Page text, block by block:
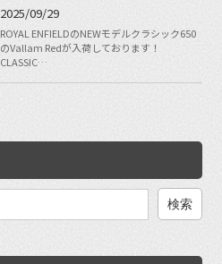
2025/09/29
ROYAL ENFIELDのNEWモデルクラシック650
のVallam Redが入荷しております！
CLASSIC…